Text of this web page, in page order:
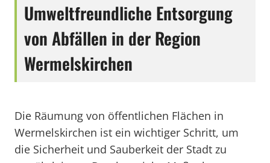
Umweltfreundliche Entsorgung
von Abfällen in der Region
Wermelskirchen
Die Räumung von öffentlichen Flächen in
Wermelskirchen ist ein wichtiger Schritt, um
die Sicherheit und Sauberkeit der Stadt zu